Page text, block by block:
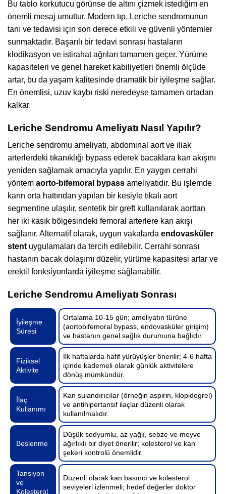
Bu tablo korkutucu görünse de altını çizmek istediğim en
önemli mesaj umuttur. Modern tıp, Leriche sendromunun
tanı ve tedavisi için son derece etkili ve güvenli yöntemler
sunmaktadır. Başarılı bir tedavi sonrası hastaların
klodikasyon ve istirahat ağrıları tamamen geçer. Yürüme
kapasiteleri ve genel hareket kabiliyetleri önemli ölçüde
artar, bu da yaşam kalitesinde dramatik bir iyileşme sağlar.
En önemlisi, uzuv kaybı riski neredeyse tamamen ortadan
kalkar.
Leriche Sendromu Ameliyatı Nasıl Yapılır?
Leriche sendromu ameliyatı, abdominal aort ve iliak
arterlerdeki tıkanıklığı bypass ederek bacaklara kan akışını
yeniden sağlamak amacıyla yapılır. En yaygın cerrahi
yöntem aorto-bifemoral bypass ameliyatıdır. Bu işlemde
karın orta hattından yapılan bir kesiyle tıkalı aort
segmentine ulaşılır, sentetik bir greft kullanılarak aorttan
her iki kasık bölgesindeki femoral arterlere kan akışı
sağlanır. Alternatif olarak, uygun vakalarda endovasküler
stent uygulamaları da tercih edilebilir. Cerrahi sonrası
hastanın bacak dolaşımı düzelir, yürüme kapasitesi artar ve
erektil fonksiyonlarda iyileşme sağlanabilir.
Leriche Sendromu Ameliyatı Sonrası
İyileşme
Süresi
Ortalama 10-15 gün; ameliyatın türüne
(aortobifemoral bypass, endovasküler girişim)
ve hastanın genel sağlık durumuna bağlıdır.
Fiziksel
Aktivite
İlk haftalarda hafif yürüyüşler önerilir; 4-6 hafta
içinde kademeli olarak günlük aktivitelere
dönüş mümkündür.
İlaç
Kullanımı
Kan sulandırıcılar (örneğin aspirin, klopidogrel)
ve antihipertansif ilaçlar düzenli olarak
kullanılmalıdır.
Beslenme
Düşük sodyumlu, az yağlı, sebze ve meyve
ağırlıklı bir diyet önerilir; kolesterol ve kan
şekeri kontrolü önemlidir.
Tansiyon
ve
Kolesterol
Düzenli olarak kan basıncı ve kolesterol
seviyeleri izlenmeli; hedef değerler doktor